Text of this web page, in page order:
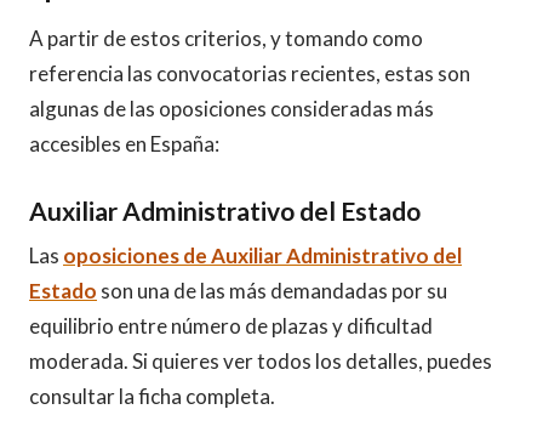
A partir de estos criterios, y tomando como
referencia las convocatorias recientes, estas son
algunas de las oposiciones consideradas más
accesibles en España:
Auxiliar Administrativo del Estado
Las oposiciones de Auxiliar Administrativo del
Estado son una de las más demandadas por su
equilibrio entre número de plazas y dificultad
moderada. Si quieres ver todos los detalles, puedes
consultar la ficha completa.